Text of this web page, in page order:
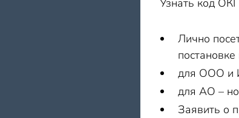
Узнать код
Лично
для ООО и
для АО –
Заявить о